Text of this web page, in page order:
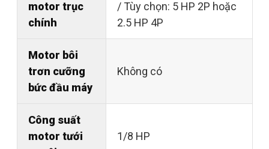
motor trục
chính
/ Tùy chọn: 5 HP 2P hoặc
2.5 HP 4P
Motor bôi
trơn cưỡng
bức đầu máy
Không có
Công suất
motor tưới
1/8 HP